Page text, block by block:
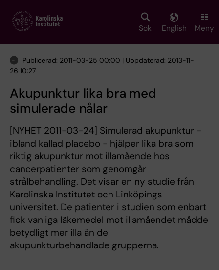
main
Sök English Meny
Publicerad: 2011-03-25 00:00 | Uppdaterad: 2013-11-
26 10:27
Akupunktur lika bra med
simulerade nålar
[NYHET 2011-03-24] Simulerad akupunktur -
ibland kallad placebo - hjälper lika bra som
riktig akupunktur mot illamående hos
cancerpatienter som genomgår
strålbehandling. Det visar en ny studie från
Karolinska Institutet och Linköpings
universitet. De patienter i studien som enbart
fick vanliga läkemedel mot illamåendet mådde
betydligt mer illa än de
akupunkturbehandlade grupperna.